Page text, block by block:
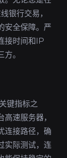
银行交易，
安全保障。严
接时间和IP
。
键指标之
速服务器，
连接路径，确
实际测试，连